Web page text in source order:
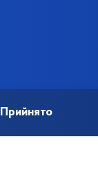
Прийнято